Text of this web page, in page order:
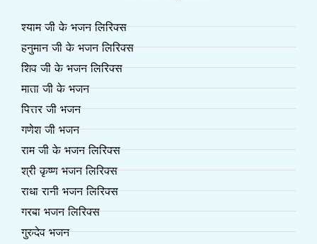
श्याम जी के भजन लिरिक्स
हनुमान जी के भजन लिरिक्स
शिव जी के भजन लिरिक्स
माता जी के भजन
पित्तर जी भजन
गणेश जी भजन
राम जी के भजन लिरिक्स
श्री कृष्ण भजन लिरिक्स
राधा रानी भजन लिरिक्स
गरबा भजन लिरिक्स
गुरुदेव भजन